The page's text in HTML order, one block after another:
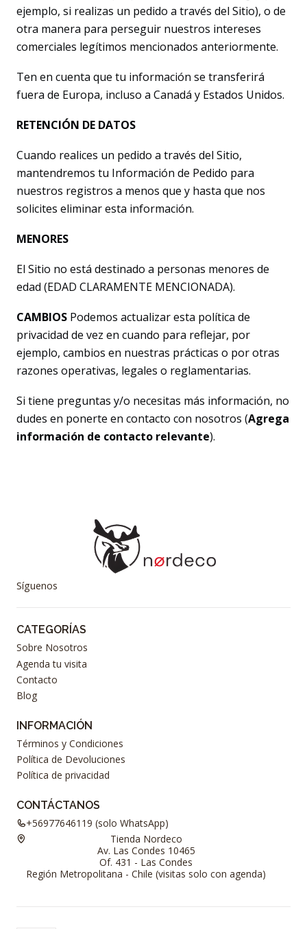
ejemplo, si realizas un pedido a través del Sitio), o de
otra manera para perseguir nuestros intereses
comerciales legítimos mencionados anteriormente.
Ten en cuenta que tu información se transferirá
fuera de Europa, incluso a Canadá y Estados Unidos.
RETENCIÓN DE DATOS
Cuando realices un pedido a través del Sitio,
mantendremos tu Información de Pedido para
nuestros registros a menos que y hasta que nos
solicites eliminar esta información.
MENORES
El Sitio no está destinado a personas menores de
edad (EDAD CLARAMENTE MENCIONADA).
CAMBIOS Podemos actualizar esta política de
privacidad de vez en cuando para reflejar, por
ejemplo, cambios en nuestras prácticas o por otras
razones operativas, legales o reglamentarias.
Si tiene preguntas y/o necesitas más información, no
dudes en ponerte en contacto con nosotros (Agrega
información de contacto relevante).
Síguenos
CATEGORÍAS
Sobre Nosotros
Agenda tu visita
Contacto
Blog
INFORMACIÓN
Términos y Condiciones
Política de Devoluciones
Política de privacidad
CONTÁCTANOS
+56977646119 (solo WhatsApp)
Tienda Nordeco
Av. Las Condes 10465
Of. 431 - Las Condes
Región Metropolitana - Chile (visitas solo con agenda)